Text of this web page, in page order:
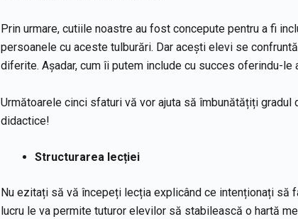
Prin urmare, cutiile noastre au fost concepute pentru a fi
persoanele cu aceste tulburări. Dar acești elevi se
diferite. Așadar, cum îi putem include cu succes oferindu-le
Următoarele cinci sfaturi vă vor ajuta să îmbunătățiți gradul
didactice!
Structurarea lecției
Nu ezitați să vă începeți lecția explicând ce intenționați să
lucru le va permite tuturor elevilor să stabilească o hartă